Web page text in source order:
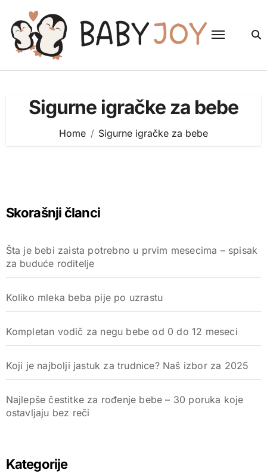
content
Sigurne igračke za bebe
Home Sigurne igračke za bebe
Skorašnji članci
Šta je bebi zaista potrebno u prvim mesecima – spisak
za buduće roditelje
Koliko mleka beba pije po uzrastu
Kompletan vodič za negu bebe od 0 do 12 meseci
Koji je najbolji jastuk za trudnice? Naš izbor za 2025
Najlepše čestitke za rođenje bebe – 30 poruka koje
ostavljaju bez reči
Kategorije